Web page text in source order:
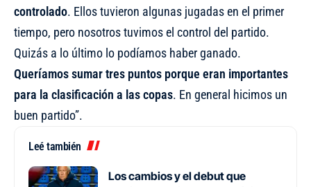
controlado. Ellos tuvieron algunas jugadas en el primer
tiempo, pero nosotros tuvimos el control del partido.
Quizás a lo último lo podíamos haber ganado.
Queríamos sumar tres puntos porque eran importantes
para la clasificación a las copas. En general hicimos un
buen partido”.
Leé también
Los cambios y el debut que